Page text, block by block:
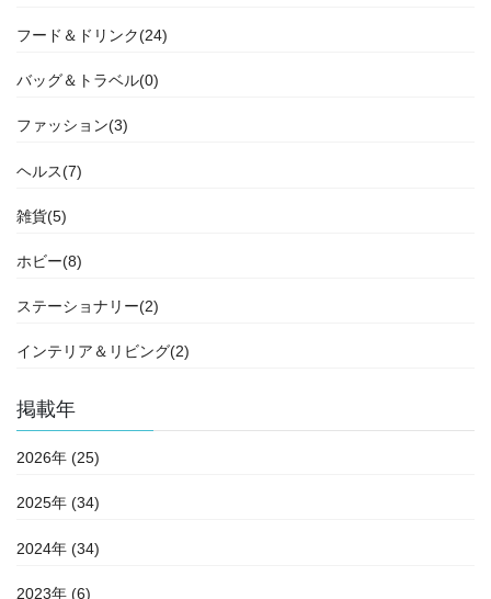
フード＆ドリンク(24)
バッグ＆トラベル(0)
ファッション(3)
ヘルス(7)
雑貨(5)
ホビー(8)
ステーショナリー(2)
インテリア＆リビング(2)
掲載年
2026年 (25)
2025年 (34)
2024年 (34)
2023年 (6)